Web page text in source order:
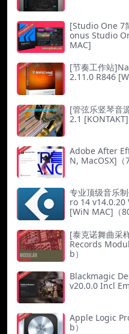
[Studio One 7
onus Studio
MAC]
[节奏工作站
2.11.0 R846
[管弦乐竖琴音
2.1 [KONTAKT]
Adobe After
N, MacOSX]（
专业顶级音乐
ro 14 v14.0.20
[WiN MAC]（
[泰克诺舞曲采
Records
b）
Blackmagic
v20.0.0 Incl
Apple Logic
b）